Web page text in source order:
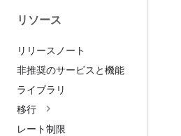
リソース
リリースノート
非推奨のサービスと機能
ライブラリ
移行
レート制限